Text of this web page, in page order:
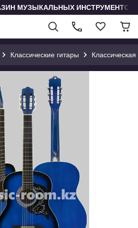
МУЗЫКАЛЬНЫХ
Классические гитары